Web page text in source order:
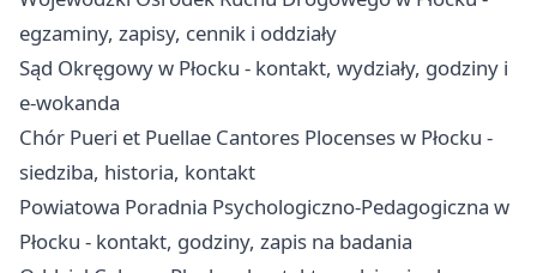
egzaminy, zapisy, cennik i oddziały
Sąd Okręgowy w Płocku - kontakt, wydziały, godziny i
e-wokanda
Chór Pueri et Puellae Cantores Plocenses w Płocku -
siedziba, historia, kontakt
Powiatowa Poradnia Psychologiczno-Pedagogiczna w
Płocku - kontakt, godziny, zapis na badania